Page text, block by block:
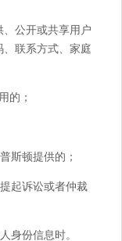
公开或共享用户
联系方式、家庭
的；
斯顿提供的；
起诉讼或者仲裁
身份信息时。